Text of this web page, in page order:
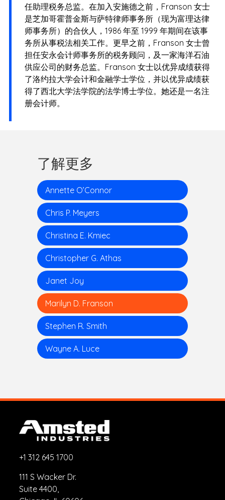
任助理税务总监。在加入安施德之前，Franson 女士
是芝加哥霍普金斯与萨特律师事务所（现为富理达律
师事务所）的合伙人，1986 年至 1999 年期间在该事
务所从事税法相关工作。更早之前，Franson 女士曾
担任安永会计师事务所的税务顾问，及一家海洋石油
供应公司的财务总监。Franson 女士以优异成绩获得
了洛约拉大学会计和金融学士学位，并以优异成绩获
得了西北大学法学院的法学博士学位。她还是一名注
册会计师。
了解更多
Annette O’Connor
Chris P. Meyers
Christina E. Kmiec
Christopher G. Athas
Janet Joy
Marilyn D. Franson
Stephen R. Smith
Wayne A. Luce
+1 312 645 1700
111 S Wacker Dr.
Suite 4400,